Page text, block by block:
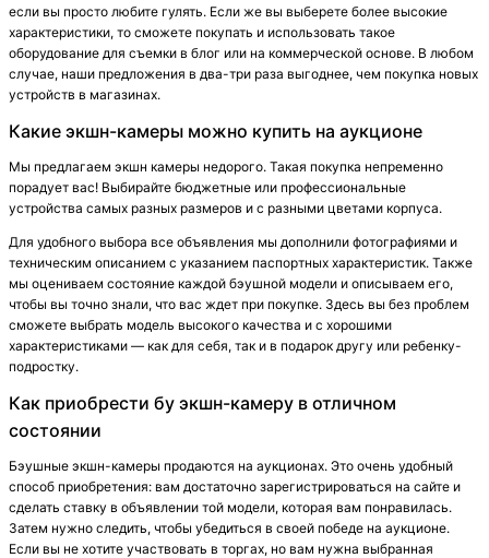
если вы просто любите гулять. Если же вы выберете более высокие
характеристики, то сможете покупать и использовать такое
оборудование для съемки в блог или на коммерческой основе. В любом
случае, наши предложения в два-три раза выгоднее, чем покупка новых
устройств в магазинах.
Какие экшн-камеры можно купить на аукционе
Мы предлагаем экшн камеры недорого. Такая покупка непременно
порадует вас! Выбирайте бюджетные или профессиональные
устройства самых разных размеров и с разными цветами корпуса.
Для удобного выбора все объявления мы дополнили фотографиями и
техническим описанием с указанием паспортных характеристик. Также
мы оцениваем состояние каждой бэушной модели и описываем его,
чтобы вы точно знали, что вас ждет при покупке. Здесь вы без проблем
сможете выбрать модель высокого качества и с хорошими
характеристиками — как для себя, так и в подарок другу или ребенку-
подростку.
Как приобрести бу экшн-камеру в отличном
состоянии
Бэушные экшн-камеры продаются на аукционах. Это очень удобный
способ приобретения: вам достаточно зарегистрироваться на сайте и
сделать ставку в объявлении той модели, которая вам понравилась.
Затем нужно следить, чтобы убедиться в своей победе на аукционе.
Если вы не хотите участвовать в торгах, но вам нужна выбранная